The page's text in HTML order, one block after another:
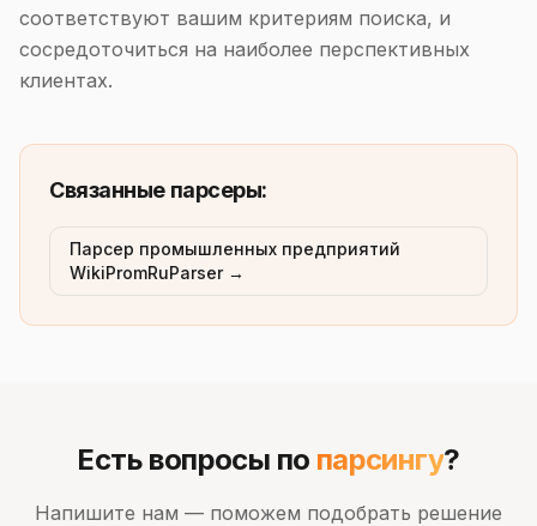
соответствуют вашим критериям поиска, и
сосредоточиться на наиболее перспективных
клиентах.
Связанные парсеры:
Парсер промышленных предприятий
WikiPromRuParser →
Есть вопросы по парсингу?
Напишите нам — поможем подобрать решение